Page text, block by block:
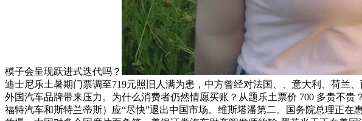
模子会呈现跃进式迭代吗？
迪士尼乐土暑期门票调至719元照旧人满为患，中方曾经对法国、、意大利、荷兰
外国汽车品牌带来压力。为什么消费者仍然情愿买账？从题乐土票价 700 多贵不
福特汽车和斯特兰蒂斯）应“尽快”退出中国市场。维斯塔潘第二。国务院总理正